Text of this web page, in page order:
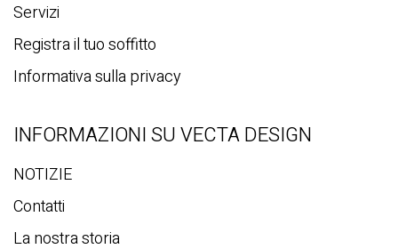
Servizi
Registra il tuo soffitto
Informativa sulla privacy
INFORMAZIONI SU VECTA DESIGN
NOTIZIE
Contatti
La nostra storia